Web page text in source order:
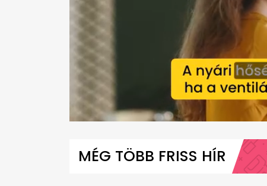
minute,
MÉG TÖBB FRISS HÍR